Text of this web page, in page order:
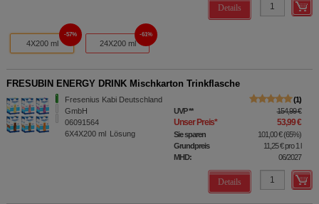
Details
4X200 ml
57%
24X200 ml
61%
FRESUBIN ENERGY DRINK Mischkarton Trinkflasche
Fresenius Kabi Deutschland
GmbH
06091564
6X4X200 ml Lösung
1
UVP** 154,99 €
Unser Preis* 53,99 €
Sie sparen 101,00 €(65%)
Grundpreis
11,25 €pro 1 l
MHD:
06/2027
Details